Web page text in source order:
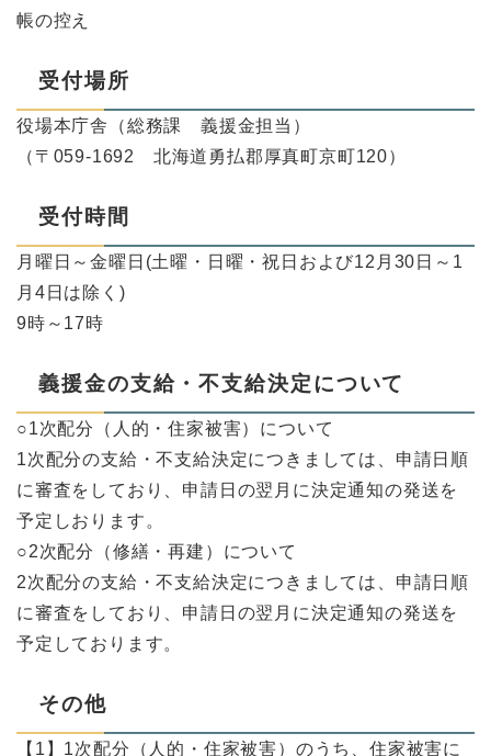
帳の控え
受付場所
役場本庁舎（総務課 義援金担当）
（〒059-1692 北海道勇払郡厚真町京町120）
受付時間
月曜日～金曜日(土曜・日曜・祝日および12月30日～1
月4日は除く)
9時～17時
義援金の支給・不支給決定について
○1次配分（人的・住家被害）について
1次配分の支給・不支給決定につきましては、申請日順
に審査をしており、申請日の翌月に決定通知の発送を
予定しおります。
○2次配分（修繕・再建）について
2次配分の支給・不支給決定につきましては、申請日順
に審査をしており、申請日の翌月に決定通知の発送を
予定しております。
その他
【1】1次配分（人的・住家被害）のうち、住家被害に